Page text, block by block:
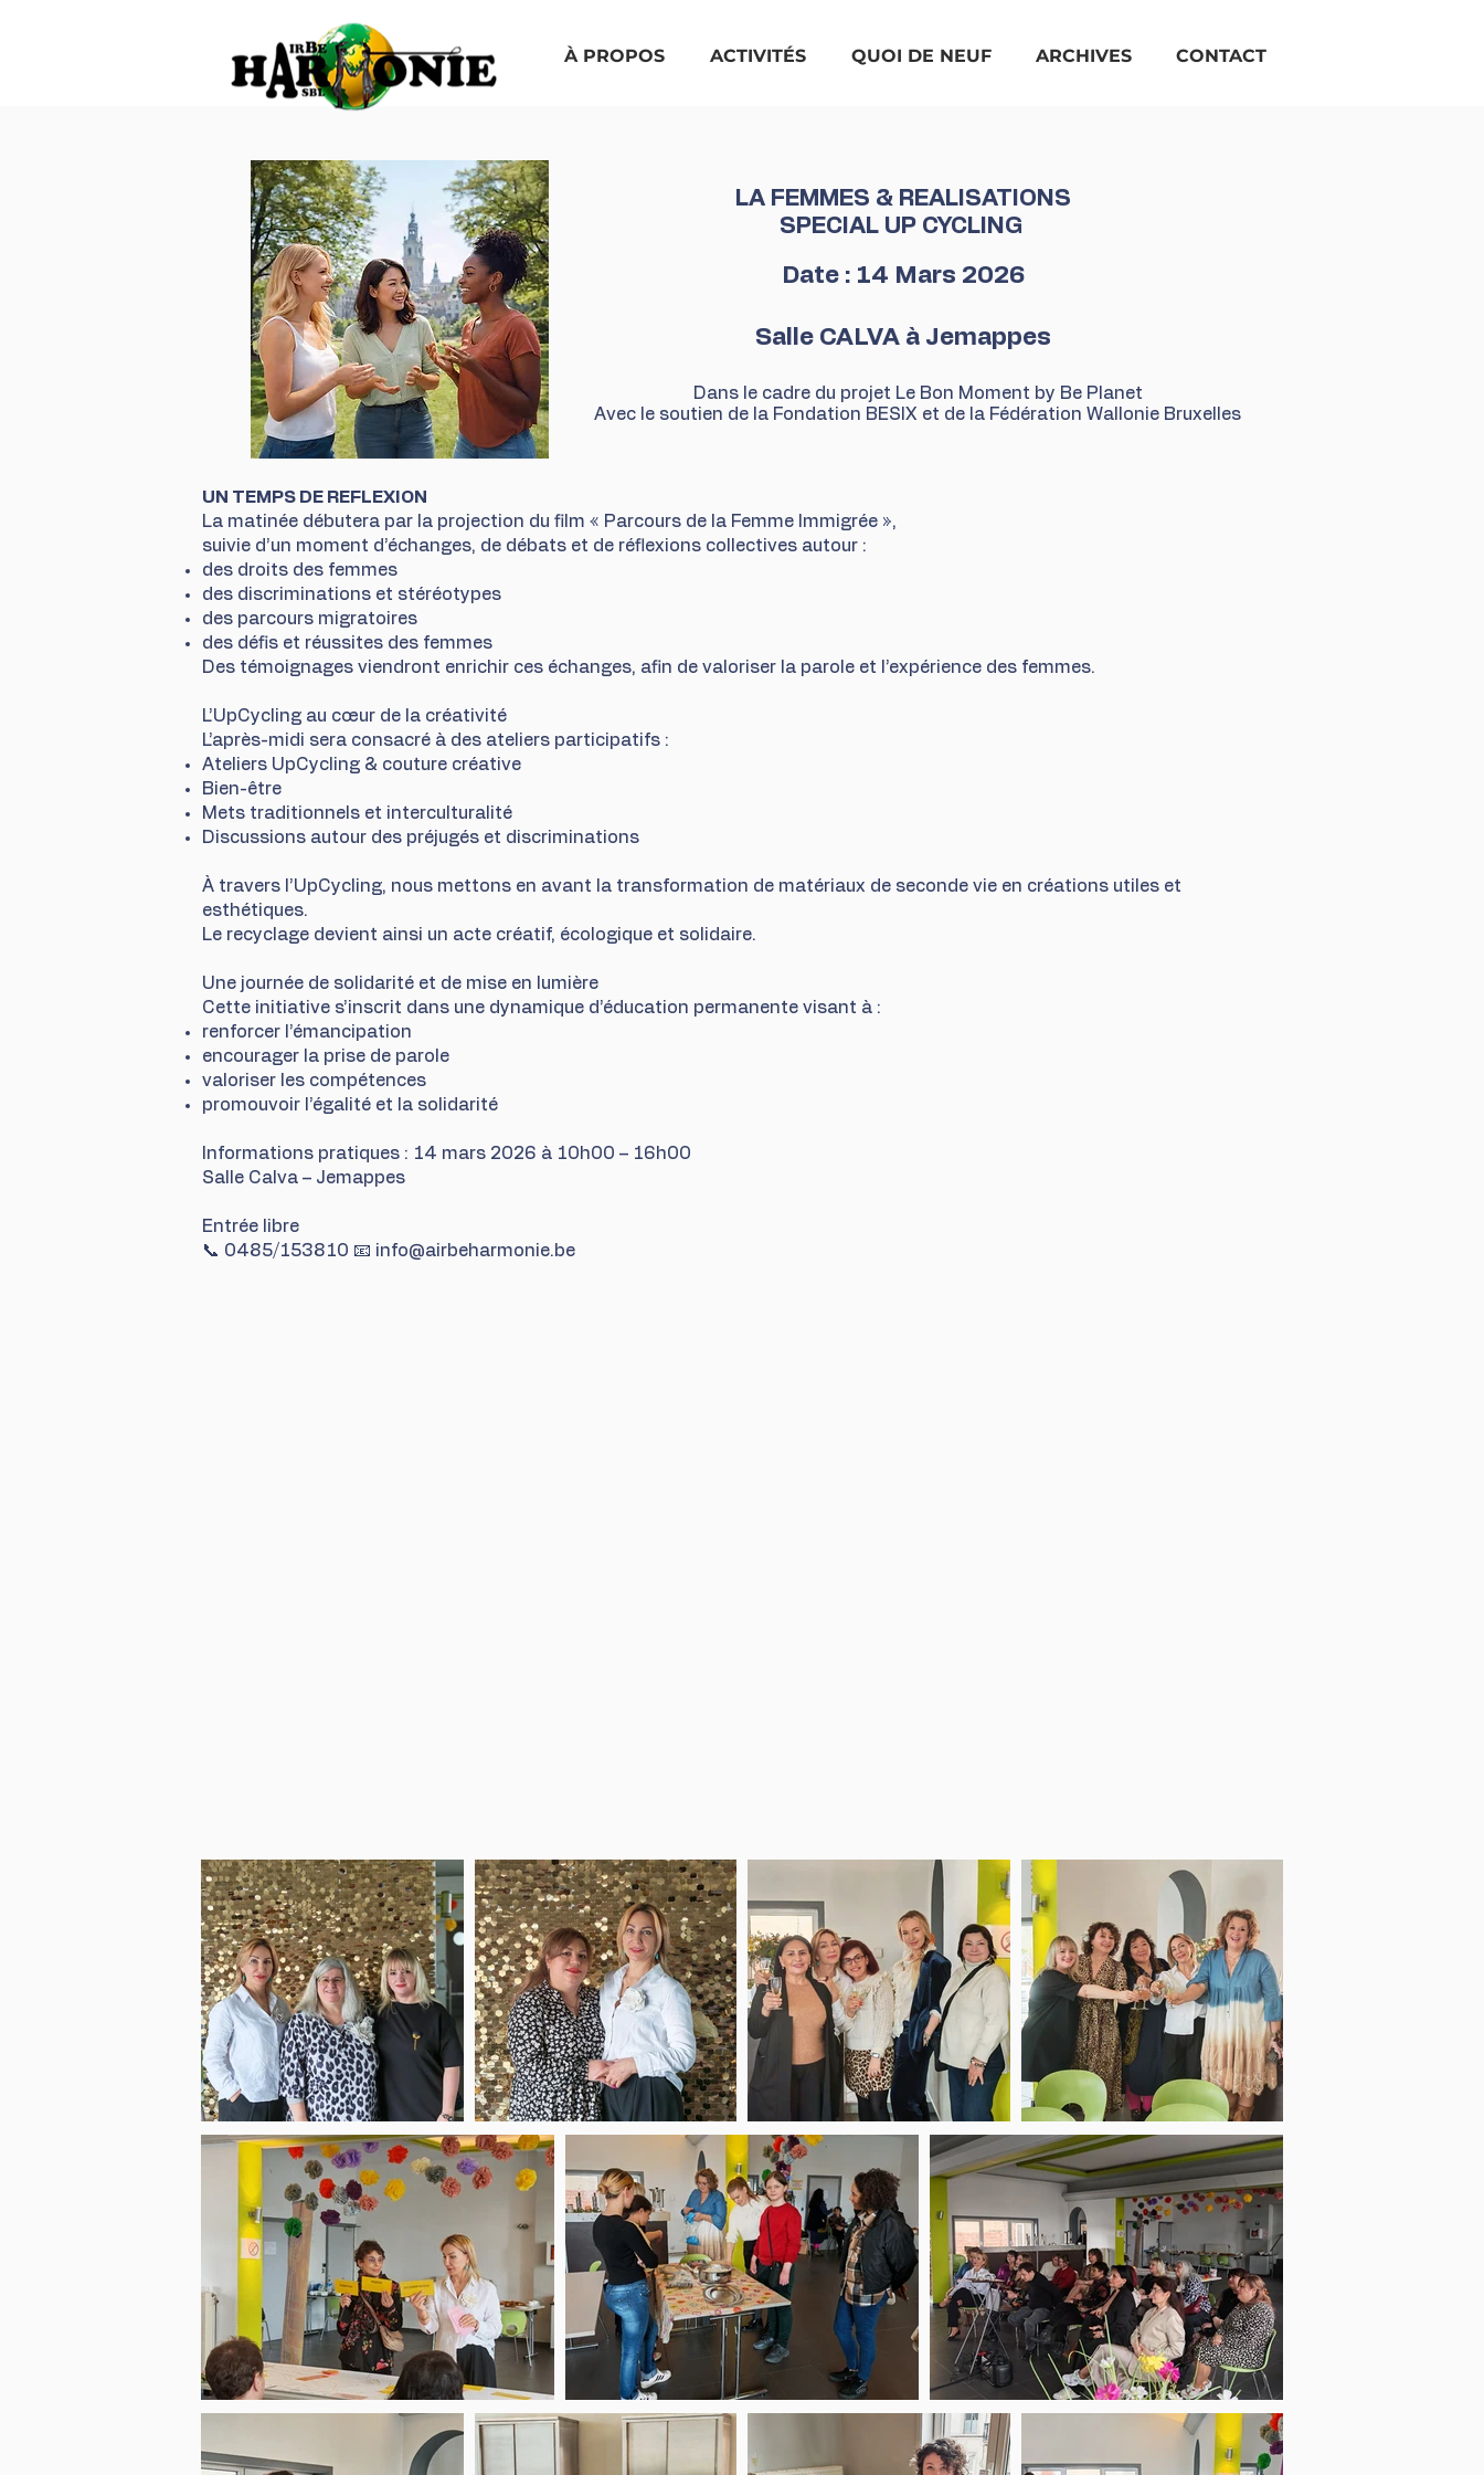
À PROPOS ACTIVITÉS QUOI DE NEUF ARCHIVES CONTACT
LA FEMMES & REALISATIONS
SPECIAL UP CYCLING
Date : 14 Mars 2026
Salle CALVA à Jemappes
Dans le cadre du projet Le Bon Moment by Be Planet
Avec le soutien de la Fondation BESIX et de la Fédération Wallonie Bruxelles
UN TEMPS DE REFLEXION
La matinée débutera par la projection du film « Parcours de la Femme Immigrée »,
suivie d’un moment d’échanges, de débats et de réflexions collectives autour :
des droits des femmes
des discriminations et stéréotypes
des parcours migratoires
des défis et réussites des femmes
Des témoignages viendront enrichir ces échanges, afin de valoriser la parole et l’expérience des femmes.
L’UpCycling au cœur de la créativité
L’après-midi sera consacré à des ateliers participatifs :
Ateliers UpCycling & couture créative
Bien-être
Mets traditionnels et interculturalité
Discussions autour des préjugés et discriminations
À travers l’UpCycling, nous mettons en avant la transformation de matériaux de seconde vie en créations utiles et
esthétiques.
Le recyclage devient ainsi un acte créatif, écologique et solidaire.
Une journée de solidarité et de mise en lumière
Cette initiative s’inscrit dans une dynamique d’éducation permanente visant à :
renforcer l’émancipation
encourager la prise de parole
valoriser les compétences
promouvoir l’égalité et la solidarité
Informations pratiques : 14 mars 2026 à 10h00 – 16h00
Salle Calva – Jemappes
Entrée libre
📞 0485/153810 📧 info@airbeharmonie.be